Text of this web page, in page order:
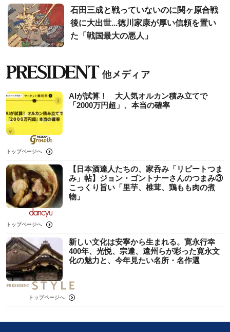
石田三成と戦っていないのに関ヶ原合戦
後に大出世...徳川家康が厚い信頼を置い
た「戦国最大の悪人」
AIが試算！ 大人気オルカン積み立てで
「2000万円超」、本当の確率
トップページへ
【日本酒達人たちの、家呑み「リピートつま
み」帖】ジョン・ゴントナーさんのつまみ③
こっくり旨い「里芋、椎茸、鶏もも肉の煮
物」
トップページへ
新しい文化は安寧から生まれる。寛永行幸
400年、光悦、宗達、遠州らが彩った寛永文
化の魅力と、今年見たい名所・名作選
トップページへ